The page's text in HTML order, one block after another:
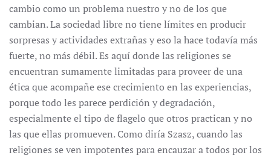
cambio como un problema nuestro y no de los que
cambian. La sociedad libre no tiene límites en producir
sorpresas y actividades extrañas y eso la hace todavía más
fuerte, no más débil. Es aquí donde las religiones se
encuentran sumamente limitadas para proveer de una
ética que acompañe ese crecimiento en las experiencias,
porque todo les parece perdición y degradación,
especialmente el tipo de flagelo que otros practican y no
las que ellas promueven. Como diría Szasz, cuando las
religiones se ven impotentes para encauzar a todos por los